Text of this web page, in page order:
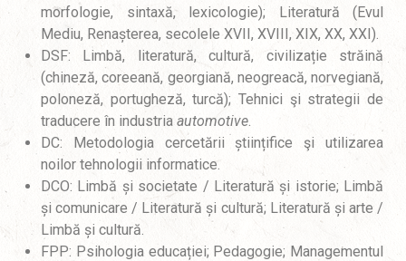
morfologie, sintaxă, lexicologie); Literatură (Evul
Mediu, Renașterea, secolele XVII, XVIII, XIX, XX, XXI).
DSF: Limbă, literatură, cultură, civilizație străină
(chineză, coreeană, georgiană, neogreacă, norvegiană,
poloneză, portugheză, turcă); Tehnici şi strategii de
traducere în industria automotive.
DC: Metodologia cercetării științifice şi utilizarea
noilor tehnologii informatice.
DCO: Limbă și societate / Literatură și istorie; Limbă
și comunicare / Literatură și cultură; Literatură și arte /
Limbă și cultură.
FPP: Psihologia educației; Pedagogie; Managementul